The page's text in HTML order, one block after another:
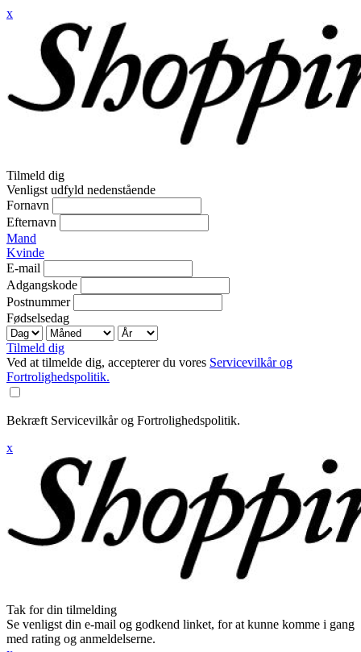
x
Tilmeld dig
Venligst udfyld nedenstående
Fornavn
Efternavn
Mand
Kvinde
E-mail
Adgangskode
Postnummer
Fødselsedag
Tilmeld dig
Ved at tilmelde dig, accepterer du vores Servicevilkår og
Fortrolighedspolitik.
Bekræft Servicevilkår og Fortrolighedspolitik.
x
Tak for din tilmelding
Se venligst din e-mail og godkend linket, for at kunne komme i gang
med rating og anmeldelserne.